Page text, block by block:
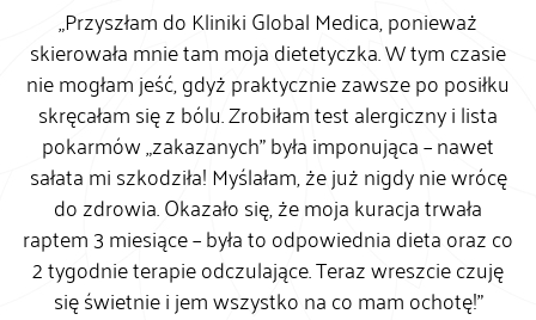
„Przyszłam do Kliniki Global Medica, ponieważ
skierowała mnie tam moja dietetyczka. W tym czasie
nie mogłam jeść, gdyż praktycznie zawsze po posiłku
skręcałam się z bólu. Zrobiłam test alergiczny i lista
pokarmów „zakazanych” była imponująca – nawet
sałata mi szkodziła! Myślałam, że już nigdy nie wrócę
do zdrowia. Okazało się, że moja kuracja trwała
raptem 3 miesiące – była to odpowiednia dieta oraz co
2 tygodnie terapie odczulające. Teraz wreszcie czuję
się świetnie i jem wszystko na co mam ochotę!”